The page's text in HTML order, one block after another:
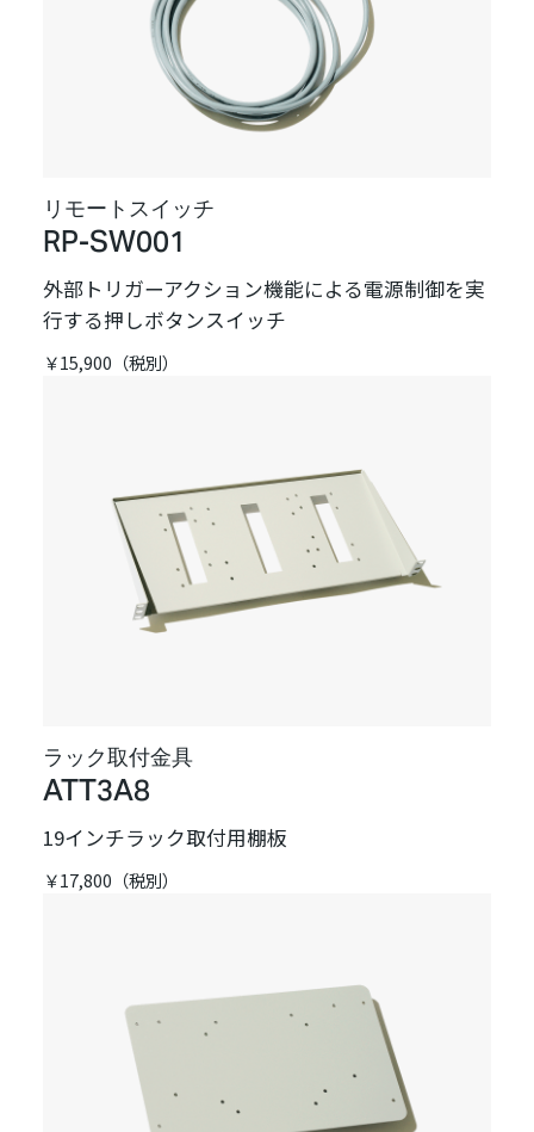
リモートスイッチ
RP-SW001
外部トリガーアクション機能による電源制御を実
行する押しボタンスイッチ
￥15,900（税別）
ラック取付金具
ATT3A8
19インチラック取付用棚板
￥17,800（税別）